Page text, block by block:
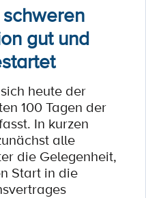
gut und
heute der
100 Tagen der
In kurzen
alle
die Gelegenheit,
Start in die